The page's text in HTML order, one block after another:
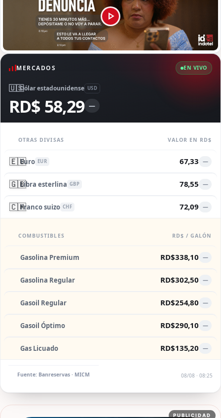
MERCADOS EN VIVO
🇺🇸Dólar estadounidense USD
RD$ 58,29 —
OTRAS DIVISAS VALOR EN RD$
🇪🇺Euro EUR 67,33 —
🇬🇧Libra esterlina GBP 78,55 —
🇨🇭Franco suizo CHF 72,09 —
COMBUSTIBLES RD$ / GALÓN
Gasolina Premium RD$338,10 —
Gasolina Regular RD$302,50 —
Gasoil Regular RD$254,80 —
Gasoil Óptimo RD$290,10 —
Gas Licuado RD$135,20 —
Fuente: Banreservas · MICM 08/08 · 08:25
PUBLICIDAD